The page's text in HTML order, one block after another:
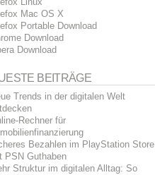
Mac OS X
Portable Download
Download
Download
BEITRÄGE
Trends in der digitalen Welt
Rechner für
Bezahlen im PlayStation Store
PSN Guthaben
Struktur im digitalen Alltag: So